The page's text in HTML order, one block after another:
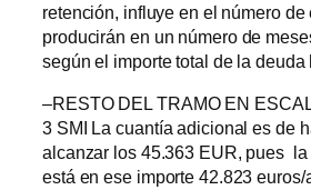
retención, influye en el número
producirán en un número de
según el importe total de la deuda
–RESTO DEL TRAMO EN
3 SMI La cuantía adicional es de
alcanzar los 45.363 EUR, pues
está en ese importe 42.823